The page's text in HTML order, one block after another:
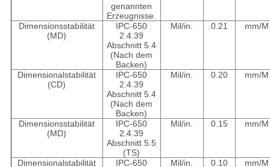
genannten
Erzeugnisse.
Dimensionsstabilität
(MD)
IPC-650
2.4.39
Abschnitt 5.4
(Nach dem
Backen)
Mil/in. 0.21 mm/M
Dimensionalstabilität
(CD)
IPC-650
2.4.39
Abschnitt 5.4
(Nach dem
Backen)
Mil/in. 0.20 mm/M
Dimensionsstabilität
(MD)
IPC-650
2.4.39
Abschnitt 5.5
(TS)
Mil/in. 0.15 mm/M
Dimensionalstabilität
IPC-650
Mil/in. 0.10 mm/M